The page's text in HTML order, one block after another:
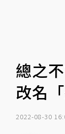
總之
改名
2022-08-30